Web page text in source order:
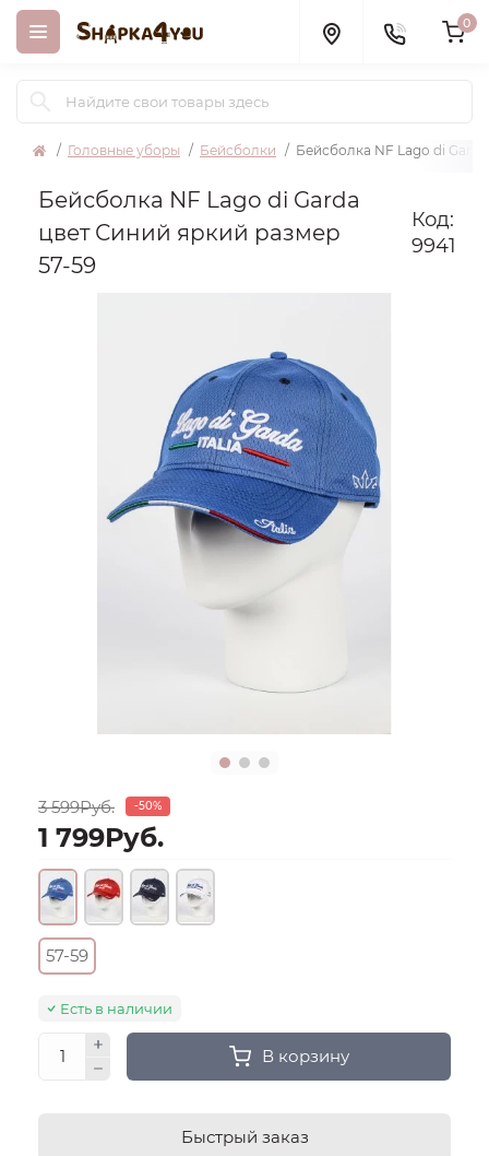
0
Головные уборы Бейсболки Бейсболка NF Lago di
Бейсболка NF Lago di Garda
цвет Синий яркий размер
57-59
Код:
9941
3 599Руб. -50%
1 799Руб.
57-59
Есть в наличии
В корзину
Быстрый заказ